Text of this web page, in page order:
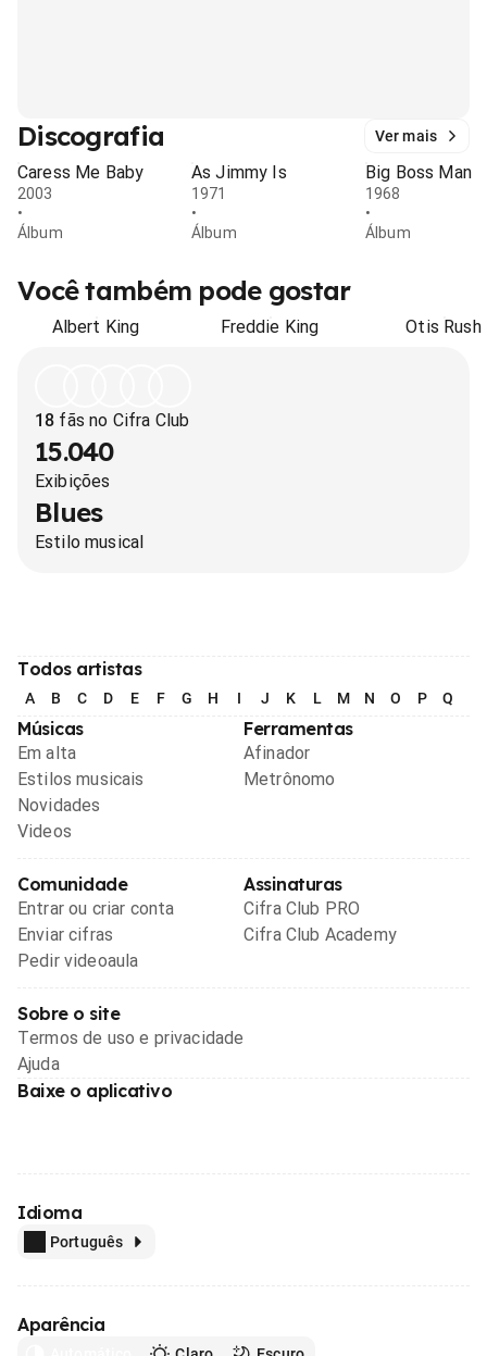
Discografia Ver mais
Caress Me Baby
2003
•
Álbum
As Jimmy Is
1971
•
Álbum
Big Boss Man
1968
•
Álbum
Você também pode gostar
Albert King Freddie King Otis Rush
18 fãs no Cifra Club
15.040
Exibições
Blues
Estilo musical
Todos artistas
A B C D E F G H I J K L M N O P Q
Músicas
Em alta
Estilos musicais
Novidades
Videos
Ferramentas
Afinador
Metrônomo
Comunidade
Entrar ou criar conta
Enviar cifras
Pedir videoaula
Assinaturas
Cifra Club PRO
Cifra Club Academy
Sobre o site
Termos de uso e privacidade
Ajuda
Baixe o aplicativo
Idioma
Português
Aparência